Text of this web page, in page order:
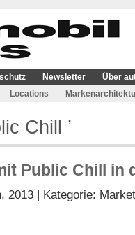
Newsletter
Über
Locations
Chill ’
Public Chill in
2013 | Kategorie: